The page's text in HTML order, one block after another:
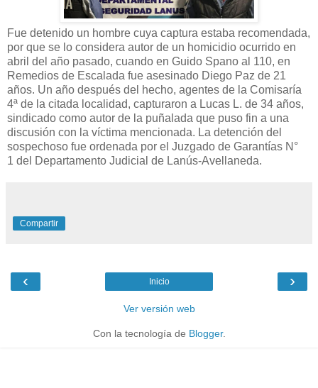
Fue detenido un hombre cuya captura estaba recomendada,
por que se lo considera autor de un homicidio ocurrido en
abril del año pasado, cuando en Guido Spano al 110, en
Remedios de Escalada fue asesinado Diego Paz de 21
años. Un año después del hecho, agentes de la Comisaría
4ª de la citada localidad, capturaron a Lucas L. de 34 años,
sindicado como autor de la puñalada que puso fin a una
discusión con la víctima mencionada. La detención del
sospechoso fue ordenada por el Juzgado de Garantías N°
1 del Departamento Judicial de Lanús-Avellaneda.
Compartir
‹ ›
Inicio
Ver versión web
Con la tecnología de Blogger.